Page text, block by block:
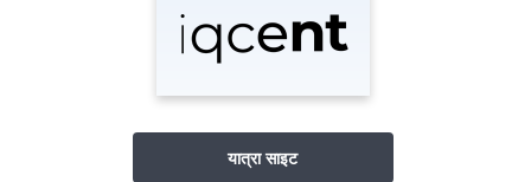
यात्रा साइट